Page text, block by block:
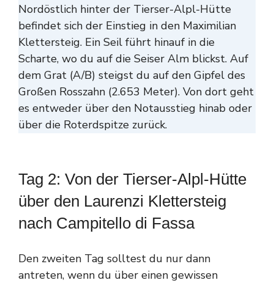
Nordöstlich hinter der Tierser-Alpl-Hütte
befindet sich der Einstieg in den Maximilian
Klettersteig. Ein Seil führt hinauf in die
Scharte, wo du auf die Seiser Alm blickst. Auf
dem Grat (A/B) steigst du auf den Gipfel des
Großen Rosszahn (2.653 Meter). Von dort geht
es entweder über den Notausstieg hinab oder
über die Roterdspitze zurück.
Tag 2: Von der Tierser-Alpl-Hütte
über den Laurenzi Klettersteig
nach Campitello di Fassa
Den zweiten Tag solltest du nur dann
antreten, wenn du über einen gewissen